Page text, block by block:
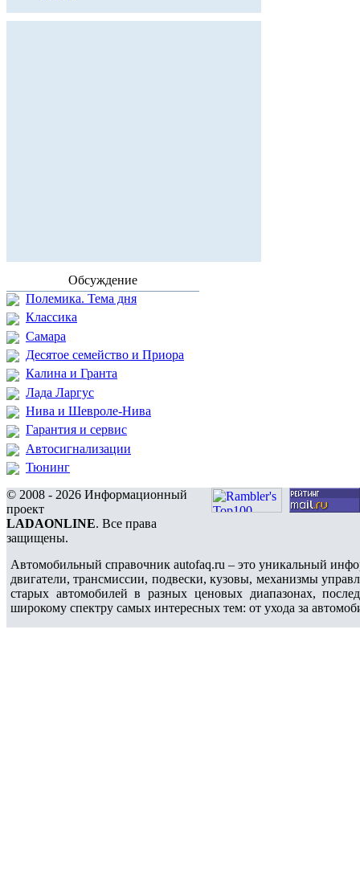
Обсуждение
Полемика. Тема дня
Классика
Самара
Десятое семейство и Приора
Калина и Гранта
Лада Ларгус
Нива и Шевроле-Нива
Гарантия и сервис
Автосигнализации
Тюнинг
© 2008 - 2026 Информационный
проект
LADAONLINE. Все права
защищены.
Автомобильный справочник autofaq.ru – это уникальный
двигатели, трансмиссии, подвески, кузовы, механизмы
старых автомобилей в разных ценовых диапазонах,
широкому спектру самых интересных тем: от ухода за